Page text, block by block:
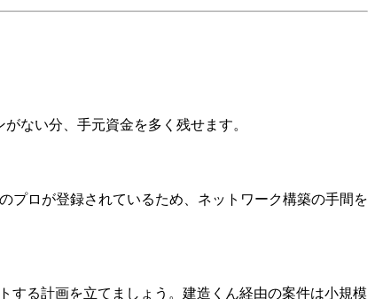
ない分、手元資金を多く残せます。
プロが登録されているため、ネットワーク構築の手間を
する計画を立てましょう。建造くん経由の案件は小規模